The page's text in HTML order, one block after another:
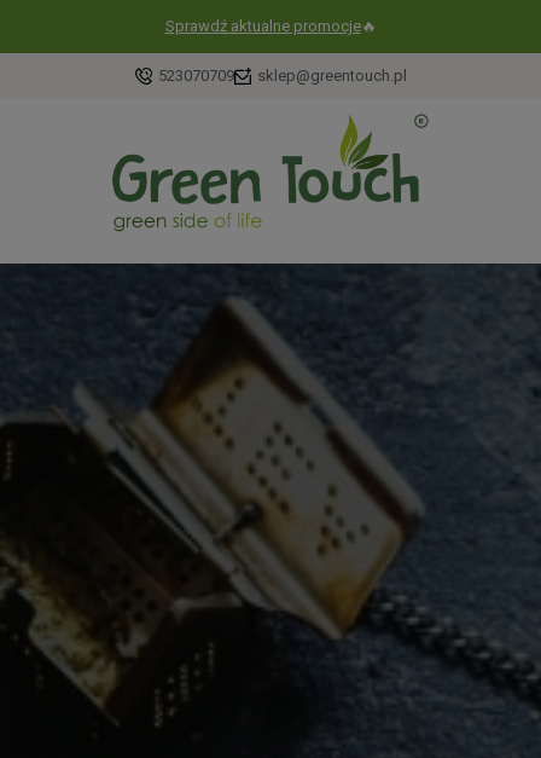
Sprawdź aktualne promocje🔥
523070709 sklep@greentouch.pl